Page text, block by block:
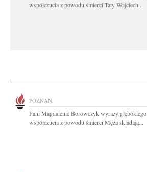
współczucia z powodu śmierci Taty Wojciech...
POZNAŃ
Pani Magdalenie Borowczyk wyrazy głębokiego
współczucia z powodu śmierci Męża składają...